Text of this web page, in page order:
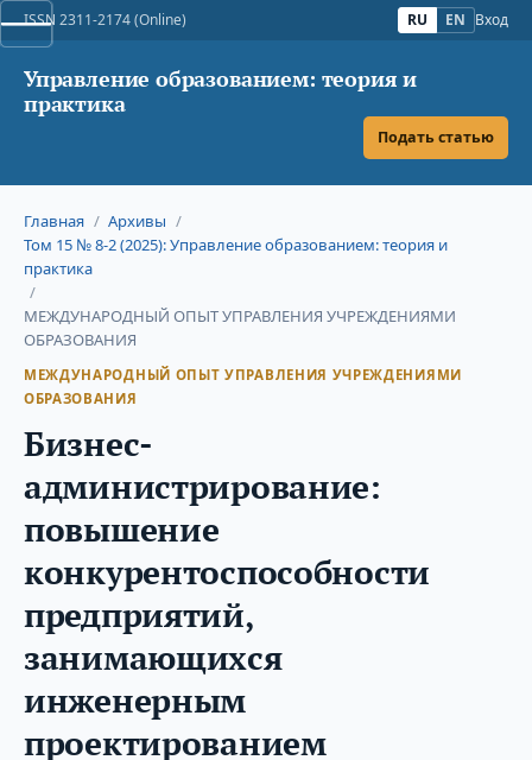
ISSN 2311-2174 (Online) RU EN Вход
Управление образованием: теория и
практика
Подать статью
Главная / Архивы /
Том 15 № 8-2 (2025): Управление образованием: теория и
практика
/
МЕЖДУНАРОДНЫЙ ОПЫТ УПРАВЛЕНИЯ УЧРЕЖДЕНИЯМИ
ОБРАЗОВАНИЯ
МЕЖДУНАРОДНЫЙ ОПЫТ УПРАВЛЕНИЯ УЧРЕЖДЕНИЯМИ
ОБРАЗОВАНИЯ
Бизнес-
администрирование:
повышение
конкурентоспособности
предприятий,
занимающихся
инженерным
проектированием